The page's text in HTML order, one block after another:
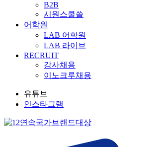
B2B
시원스쿨쓸
어학원
LAB 어학원
LAB 라이브
RECRUIT
강사채용
이노크루채용
유튜브
인스타그램